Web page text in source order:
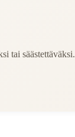
tai säästettäväksi.